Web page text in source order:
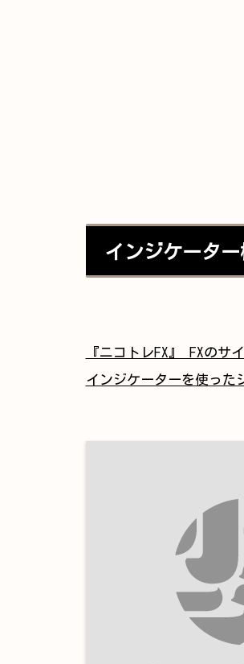
インジケーター
『ニコトレFX』 FXのサ
インジケーターを使った